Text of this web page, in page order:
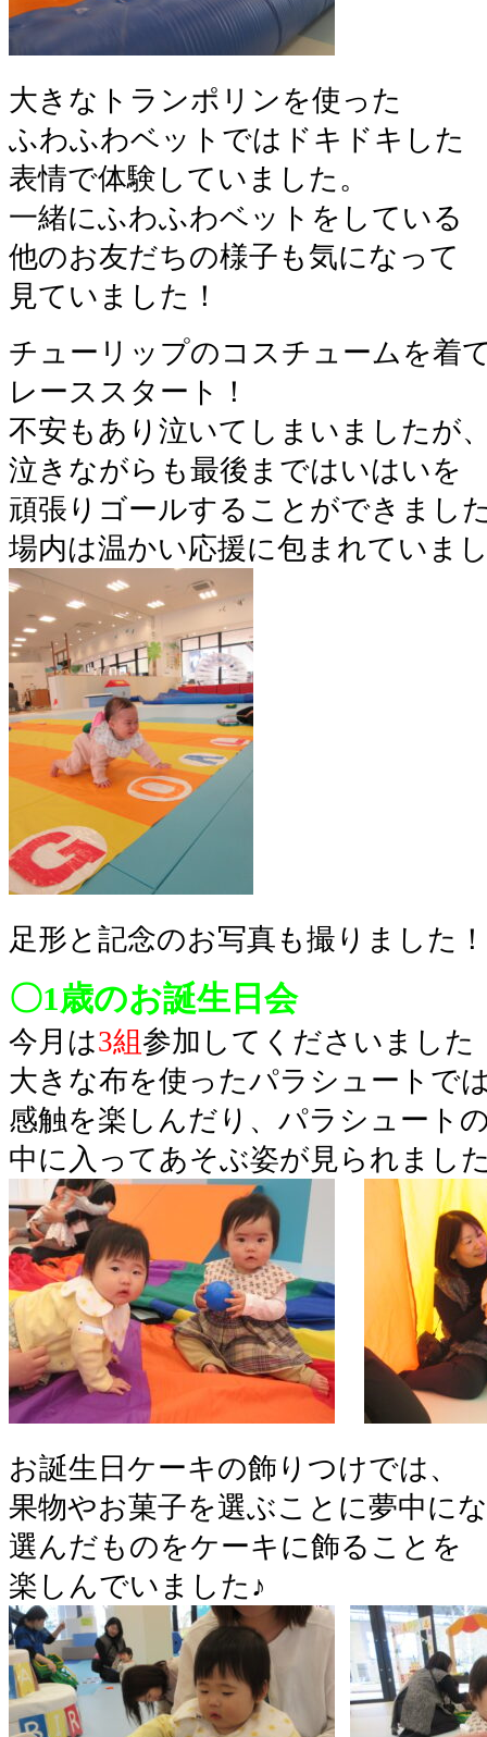
大きなトランポリンを使った
ふわふわベットではドキドキした
表情で体験していました。
一緒にふわふわベットをしている
他のお友だちの様子も気になって
見ていました！
チューリップのコスチュームを着
レーススタート！
不安もあり泣いてしまいましたが
泣きながらも最後まではいはいを
頑張りゴールすることができまし
場内は温かい応援に包まれていま
足形と記念のお写真も撮りました！
〇1歳のお誕生日会
今月は3組参加してくださいました
大きな布を使ったパラシュートで
感触を楽しんだり、パラシュート
中に入ってあそぶ姿が見られまし
お誕生日ケーキの飾りつけでは、
果物やお菓子を選ぶことに夢中に
選んだものをケーキに飾ることを
楽しんでいました♪